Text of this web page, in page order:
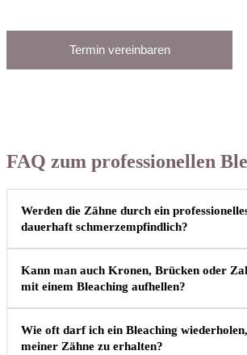
Termin vereinbaren
FAQ zum professionellen
Werden die Zähne durch ein
dauerhaft schmerzempfindlich?
Kann man auch Kronen, Brücken oder
mit einem Bleaching aufhellen?
Wie oft darf ich ein Bleaching
meiner Zähne zu erhalten?